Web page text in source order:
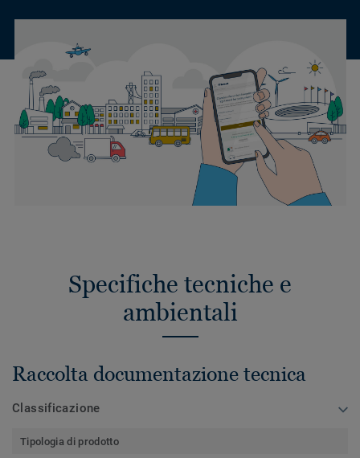
Specifiche tecniche e
ambientali
Raccolta documentazione tecnica
Classificazione
Tipologia di prodotto